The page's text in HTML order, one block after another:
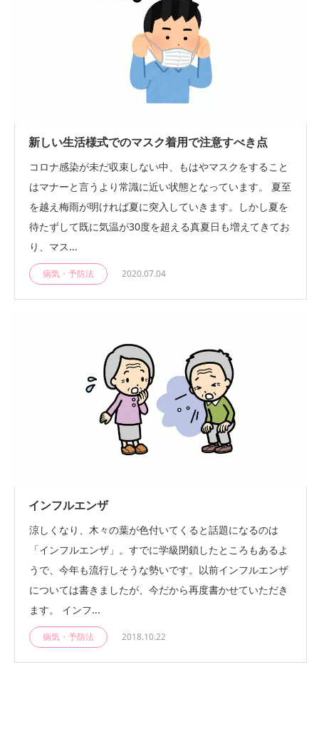
新しい生活様式でのマスク着用で注意すべき点
コロナ感染が未だ収束しない中、もはやマスクをすること
はマナーと言うより常識に近い状態となっています。 夏至
を越え梅雨が明ければ夏に突入していきます。しかし夏を
待たずして既に気温が30度を超える真夏日も増えてきてお
り、マス...
病気・予防法 2020.07.04
インフルエンザ
涼しくなり、木々の葉が色付いてくると話題になるのは
「インフルエンザ」。すでに学級閉鎖したところもあるよ
うで、今年も流行しそうな勢いです。以前インフルエンザ
については書きましたが、今だから再度書かせていただき
ます。 インフ...
病気・予防法 2018.10.22